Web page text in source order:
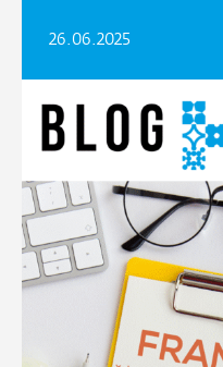
26.06.2025